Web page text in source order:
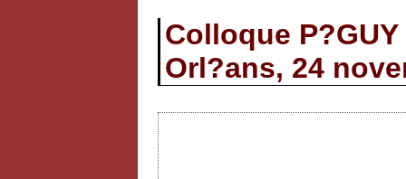
Colloque P?GUY
Orl?ans, 24